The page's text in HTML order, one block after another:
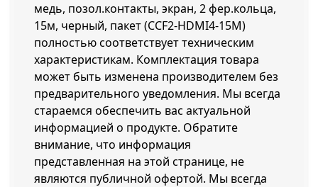
медь, позол.контакты, экран, 2 фер.кольца,
15м, черный, пакет (CCF2-HDMI4-15M)
полностью соответствует техническим
характеристикам. Комплектация товара
может быть изменена производителем без
предварительного уведомления. Мы всегда
стараемся обеспечить вас актуальной
информацией о продукте. Обратите
внимание, что информация
представленная на этой странице, не
являются публичной офертой. Мы всегда